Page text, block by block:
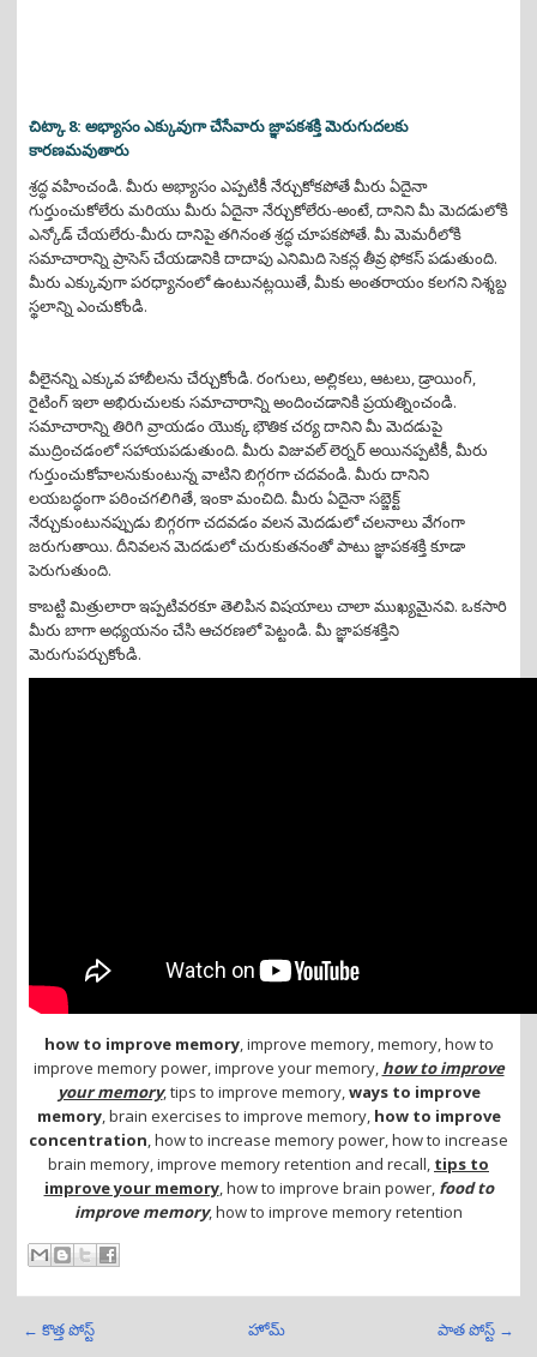
చిట్కా 8: అభ్యాసం ఎక్కువుగా చేసేవారు జ్ఞాపకశక్తి మెరుగుదలకు
కారణమవుతారు
శ్రద్ధ వహించండి. మీరు అభ్యాసం ఎప్పటికీ నేర్చుకోకపోతే మీరు ఏదైనా
గుర్తుంచుకోలేరు మరియు మీరు ఏదైనా నేర్చుకోలేరు-అంటే, దానిని మీ మెదడులోకి
ఎన్కోడ్ చేయలేరు-మీరు దానిపై తగినంత శ్రద్ధ చూపకపోతే. మీ మెమరీలోకి
సమాచారాన్ని ప్రాసెస్ చేయడానికి దాదాపు ఎనిమిది సెకన్ల తీవ్ర ఫోకస్ పడుతుంది.
మీరు ఎక్కువుగా పరధ్యానంలో ఉంటునట్లయితే, మీకు అంతరాయం కలగని నిశ్శబ్ద
స్థలాన్ని ఎంచుకోండి.
వీలైనన్ని ఎక్కువ హాబీలను చేర్చుకోండి. రంగులు, అల్లికలు, ఆటలు, డ్రాయింగ్,
రైటింగ్ ఇలా అభిరుచులకు సమాచారాన్ని అందించడానికి ప్రయత్నించండి.
సమాచారాన్ని తిరిగి వ్రాయడం యొక్క భౌతిక చర్య దానిని మీ మెదడుపై
ముద్రించడంలో సహాయపడుతుంది. మీరు విజువల్ లెర్నర్ అయినప్పటికీ, మీరు
గుర్తుంచుకోవాలనుకుంటున్న వాటిని బిగ్గరగా చదవండి. మీరు దానిని
లయబద్ధంగా పఠించగలిగితే, ఇంకా మంచిది. మీరు ఏదైనా సబ్జెక్ట్
నేర్చుకుంటునప్పుడు బిగ్గరగా చదవడం వలన మెదడులో చలనాలు వేగంగా
జరుగుతాయి. దీనివలన మెదడులో చురుకుతనంతో పాటు జ్ఞాపకశక్తి కూడా
పెరుగుతుంది.
కాబట్టి మిత్రులారా ఇప్పటివరకూ తెలిపిన విషయాలు చాలా ముఖ్యమైనవి. ఒకసారి
మీరు బాగా అధ్యయనం చేసి ఆచరణలో పెట్టండి. మీ జ్ఞాపకశక్తిని
మెరుగుపర్చుకోండి.
how to improve memory, improve memory, memory, how to
improve memory power, improve your memory, how to improve
your memory, tips to improve memory, ways to improve
memory, brain exercises to improve memory, how to improve
concentration , how to increase memory power, how to increase
brain memory, improve memory retention and recall, tips to
improve your memory, how to improve brain power, food to
improve memory, how to improve memory retention
← కొత్త పోస్ట్ పాత పోస్ట్ →
హోమ్